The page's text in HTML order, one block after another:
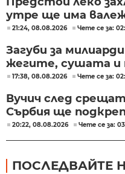
утре ще има
21:24, 08.08.2026 Чете се за:
Загуби за
жегите, сушата и
17:38, 08.08.2026 Чете се за:
Вучич след
Сърбия ще
20:22, 08.08.2026 Чете се за:
ПОСЛЕДВАЙТЕ